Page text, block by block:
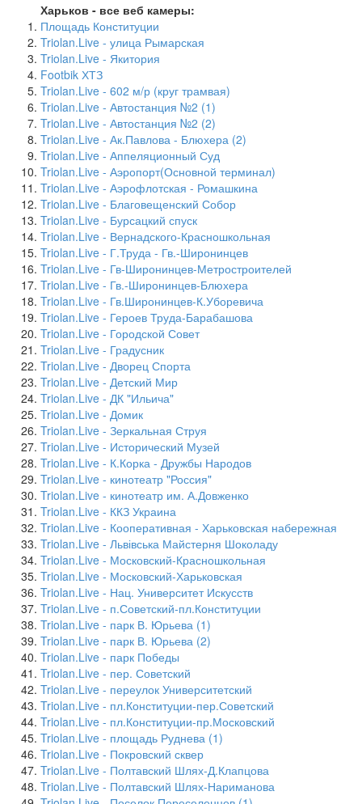
Харьков - все веб камеры:
Площадь Конституции
Triolan.Live - улица Рымарская
Triolan.Live - Якитория
Footbik ХТЗ
Triolan.Live - 602 м/р (круг трамвая)
Triolan.Live - Автостанция №2 (1)
Triolan.Live - Автостанция №2 (2)
Triolan.Live - Ак.Павлова - Блюхера (2)
Triolan.Live - Аппеляционный Суд
Triolan.Live - Аэропорт(Основной терминал)
Triolan.Live - Аэрофлотская - Ромашкина
Triolan.Live - Благовещенский Собор
Triolan.Live - Бурсацкий спуск
Triolan.Live - Вернадского-Красношкольная
Triolan.Live - Г.Труда - Гв.-Широнинцев
Triolan.Live - Гв-Широнинцев-Метростроителей
Triolan.Live - Гв.-Широнинцев-Блюхера
Triolan.Live - Гв.Широнинцев-К.Уборевича
Triolan.Live - Героев Труда-Барабашова
Triolan.Live - Городской Совет
Triolan.Live - Градусник
Triolan.Live - Дворец Спорта
Triolan.Live - Детский Мир
Triolan.Live - ДК "Ильича"
Triolan.Live - Домик
Triolan.Live - Зеркальная Струя
Triolan.Live - Исторический Музей
Triolan.Live - К.Корка - Дружбы Народов
Triolan.Live - кинотеатр "Россия"
Triolan.Live - кинотеатр им. А.Довженко
Triolan.Live - ККЗ Украина
Triolan.Live - Кооперативная - Харьковская набережная
Triolan.Live - Львівська Майстерня Шоколаду
Triolan.Live - Московский-Красношкольная
Triolan.Live - Московский-Харьковская
Triolan.Live - Нац. Университет Искусств
Triolan.Live - п.Советский-пл.Конституции
Triolan.Live - парк В. Юрьева (1)
Triolan.Live - парк В. Юрьева (2)
Triolan.Live - парк Победы
Triolan.Live - пер. Советский
Triolan.Live - переулок Университетский
Triolan.Live - пл.Конституции-пер.Советский
Triolan.Live - пл.Конституции-пр.Московский
Triolan.Live - площадь Руднева (1)
Triolan.Live - Покровский сквер
Triolan.Live - Полтавский Шлях-Д.Клапцова
Triolan.Live - Полтавский Шлях-Нариманова